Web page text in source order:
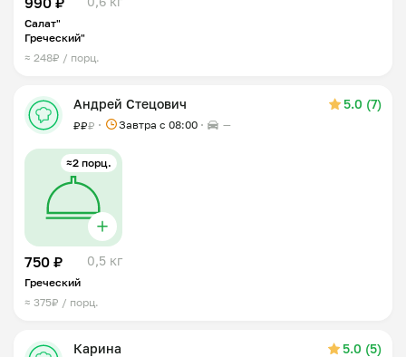
Салат"
Греческий"
≈ 248₽ / порц.
Андрей Стецович 5.0 (7)
₽₽₽ Завтра c 08:00 —
≈2 порц.
750 ₽ 0,5 кг
Греческий
≈ 375₽ / порц.
Карина 5.0 (5)